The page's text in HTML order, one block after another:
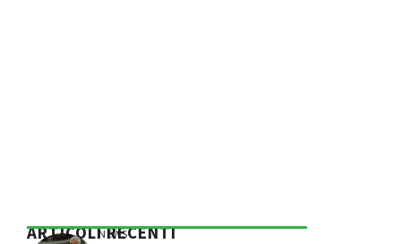
ARTICOLI RECENTI
NEWS